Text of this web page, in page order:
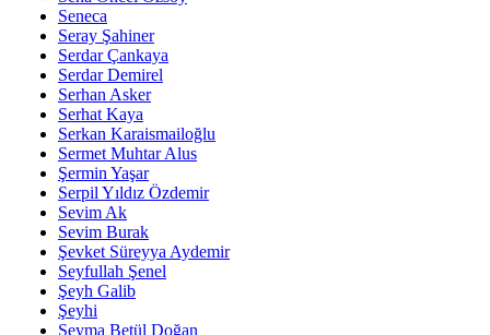
Seneca
Seray Şahiner
Serdar Çankaya
Serdar Demirel
Serhan Asker
Serhat Kaya
Serkan Karaismailoğlu
Sermet Muhtar Alus
Şermin Yaşar
Serpil Yıldız Özdemir
Sevim Ak
Sevim Burak
Şevket Süreyya Aydemir
Seyfullah Şenel
Şeyh Galib
Şeyhi
Şeyma Betül Doğan